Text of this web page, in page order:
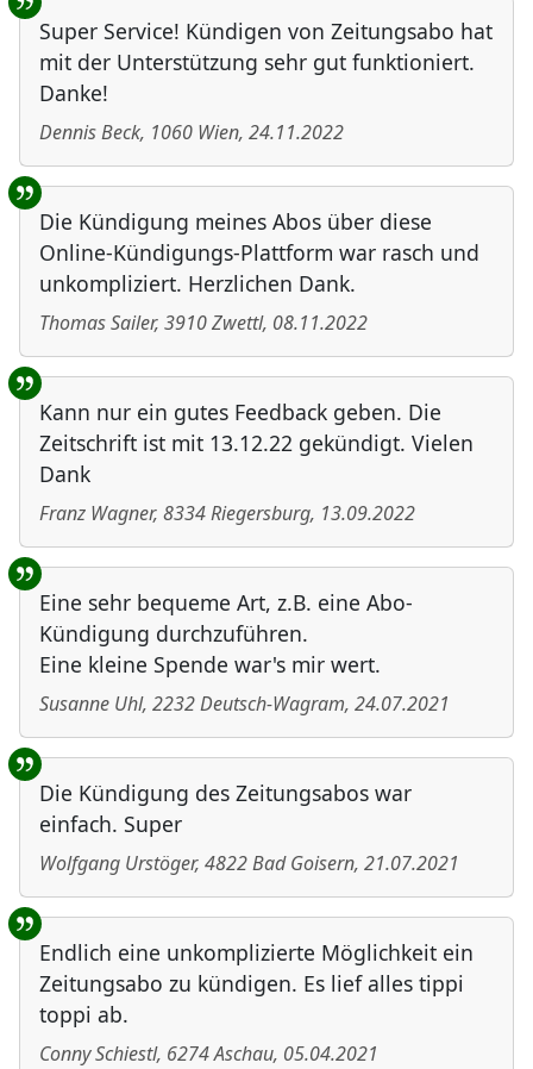
Super Service! Kündigen von Zeitungsabo hat
mit der Unterstützung sehr gut funktioniert.
Danke!
Dennis Beck, 1060 Wien, 24.11.2022
Die Kündigung meines Abos über diese
Online-Kündigungs-Plattform war rasch und
unkompliziert. Herzlichen Dank.
Thomas Sailer, 3910Zwettl, 08.11.2022
Kann nur ein gutes Feedback geben. Die
Zeitschrift ist mit 13.12.22 gekündigt. Vielen
Dank
Franz Wagner, 8334Riegersburg, 13.09.2022
Eine sehr bequeme Art, z.B. eine Abo-
Kündigung durchzuführen.
Eine kleine Spende war's mir wert.
Susanne Uhl, 2232Deutsch-Wagram, 24.07.2021
Die Kündigung des Zeitungsabos war
einfach. Super
Wolfgang Urstöger, 4822Bad Goisern, 21.07.2021
Endlich eine unkomplizierte Möglichkeit ein
Zeitungsabo zu kündigen. Es lief alles tippi
toppi ab.
Conny Schiestl, 6274Aschau, 05.04.2021